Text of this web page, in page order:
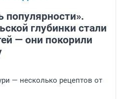
популярности».
глубинки стали
— они покорили
— несколько рецептов от